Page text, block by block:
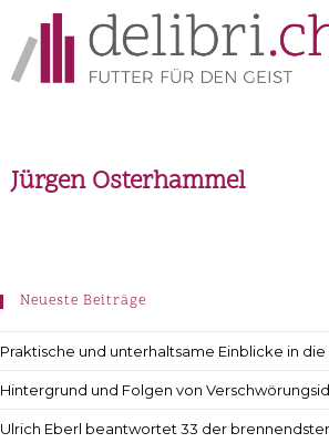
Jürgen Osterhammel
Neueste Beiträge
Praktische und unterhaltsame Einblicke in die
Hintergrund und Folgen von
Ulrich Eberl beantwortet 33 der